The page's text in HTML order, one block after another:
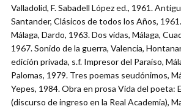
Valladolid, F. Sabadell López ed., 1961.
Santander, Clásicos de todos los Años,
Málaga, Dardo, 1963. Dos vidas, Málaga,
1967. Sonido de la guerra, Valencia,
edición privada, s.f. Impresor del Paraíso,
Palomas, 1979. Tres poemas seudónimos,
Yepes, 1984. Obra en prosa Vida del poeta:
(discurso de ingreso en la Real Academia),